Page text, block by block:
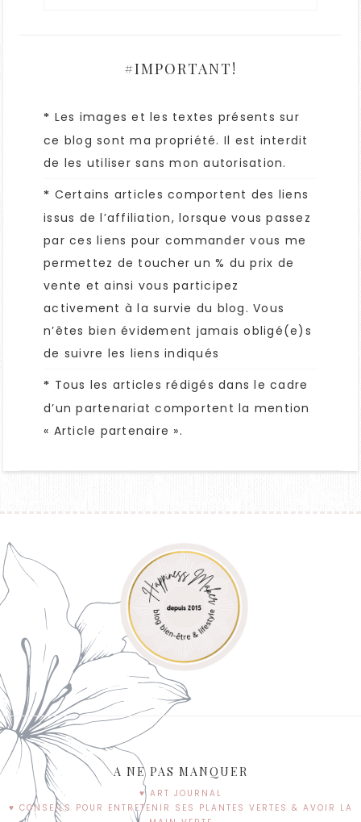
#IMPORTANT!
* Les images et les textes présents sur
ce blog sont ma propriété. Il est interdit
de les utiliser sans mon autorisation.
* Certains articles comportent des liens
issus de l’affiliation, lorsque vous passez
par ces liens pour commander vous me
permettez de toucher un % du prix de
vente et ainsi vous participez
activement à la survie du blog. Vous
n’êtes bien évidement jamais obligé(e)s
de suivre les liens indiqués
* Tous les articles rédigés dans le cadre
d’un partenariat comportent la mention
« Article partenaire ».
A NE PAS MANQUER
♥ ART JOURNAL
♥ CONSEILS POUR ENTRETENIR SES PLANTES VERTES & AVOIR LA